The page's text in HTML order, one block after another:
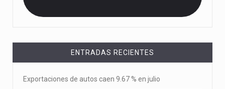
ENTRADAS RECIENTES
Exportaciones de autos caen 9.67 % en julio